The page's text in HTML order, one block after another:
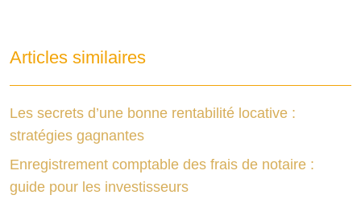
Articles similaires
Les secrets d’une bonne rentabilité locative :
stratégies gagnantes
Enregistrement comptable des frais de notaire :
guide pour les investisseurs